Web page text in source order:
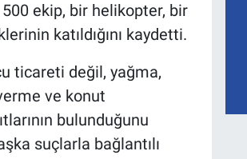
ekip, bir helikopter, bir
katıldığını kaydetti.
ticareti değil, yağma,
ve konut
bulunduğunu
suçlarla bağlantılı